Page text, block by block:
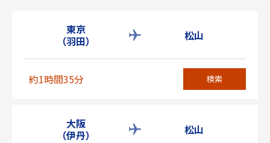
東京
（羽田）
松山
約1時間35分 検索
大阪
（伊丹）
松山